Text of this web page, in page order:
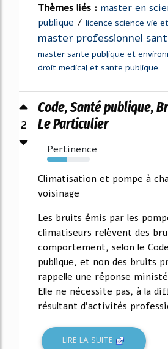
Thèmes liés : master en
publique / licence science vie
master professionnel
master sante publique et
droit medical et sante publique
2
Code, Santé publique,
Le Particulier
Pertinence
45%
Climatisation et pompe à
voisinage
Les bruits émis par les
climatiseurs relèvent des
comportement, selon le
publique, et non des bruits
rappelle une réponse
Elle ne nécessite pas, à la
résultant d'activités
LIRE LA SUITE